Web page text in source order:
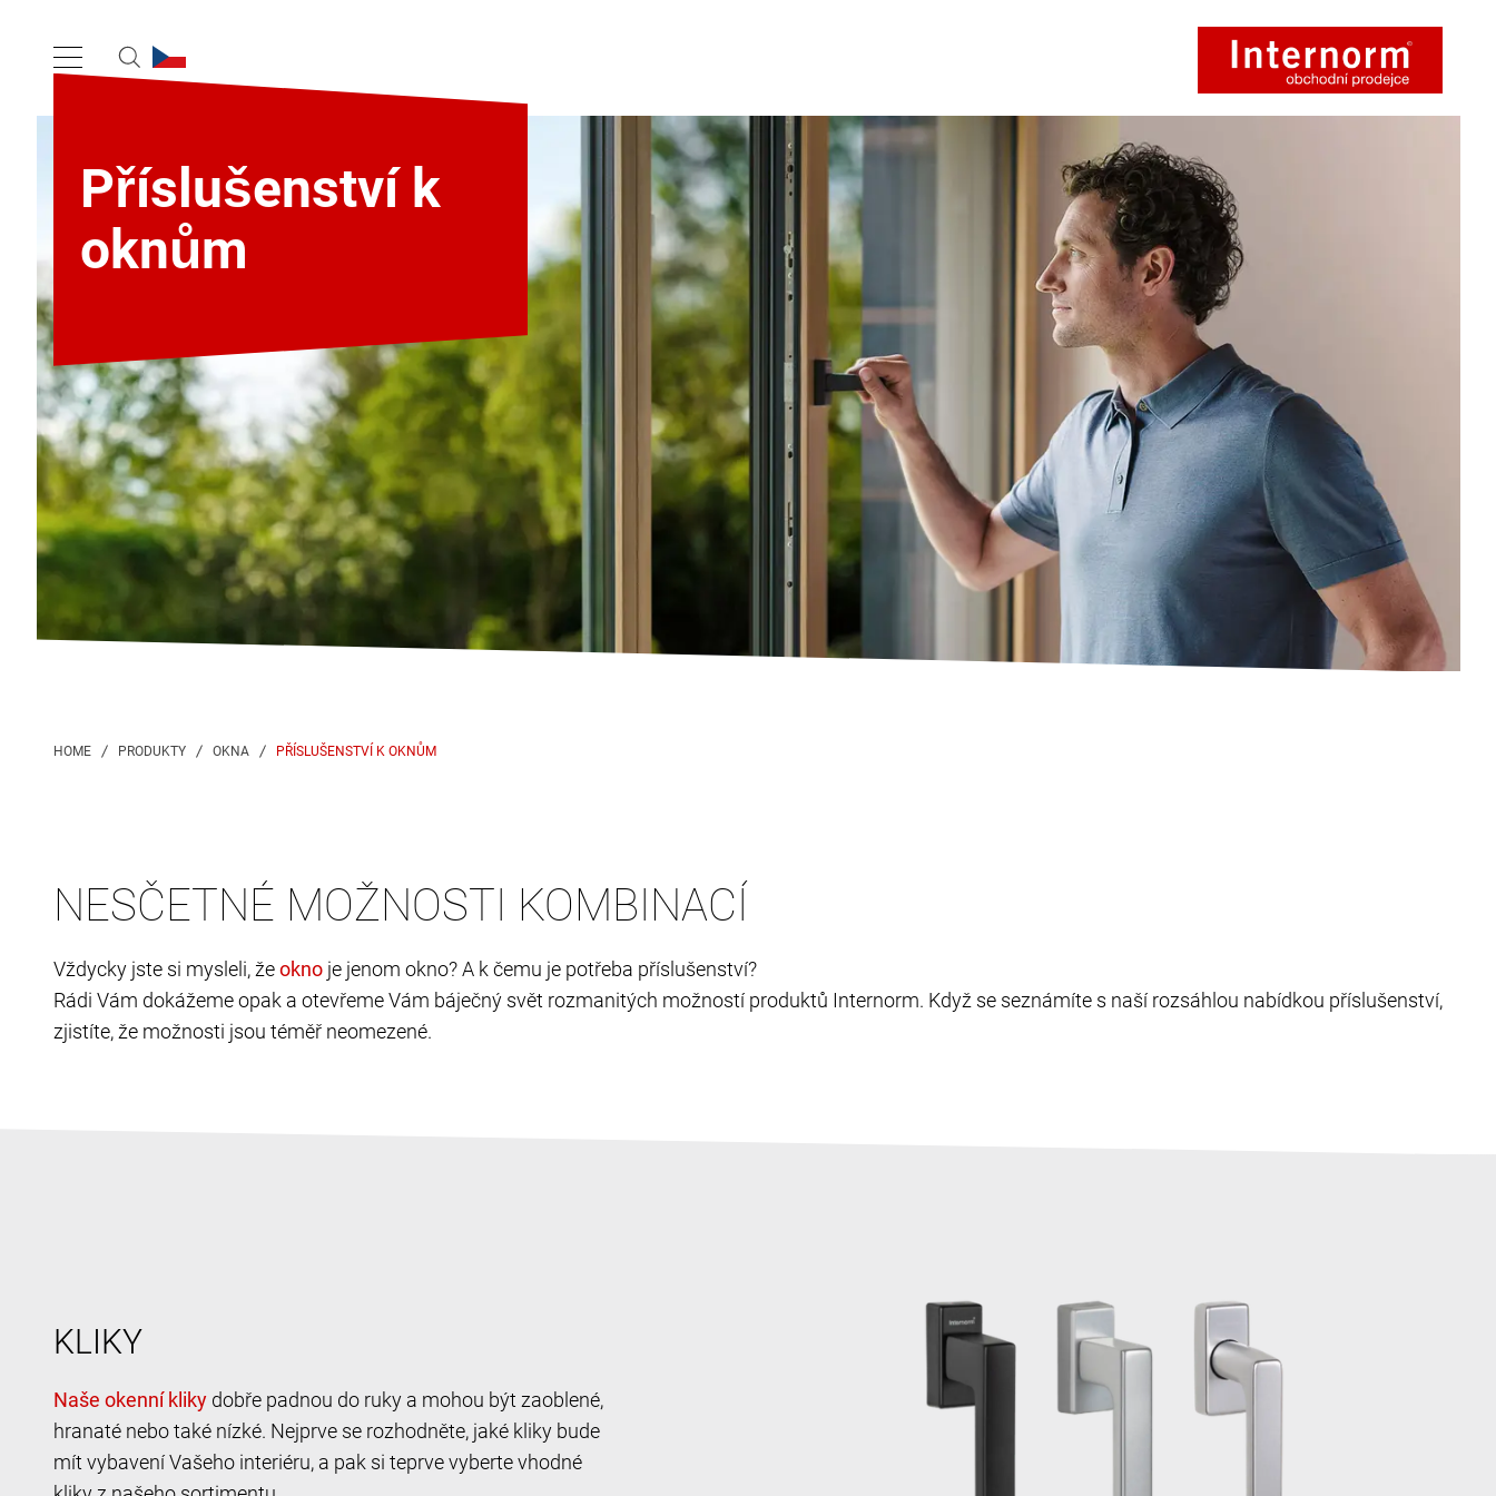
Příslušenství k
oknům
PŘÍSLUŠENSTVÍ K OKNŮM
NESČETNÉ MOŽNOSTI KOMBINACÍ
Vždycky jste si mysleli, že
je jenom okno? A k čemu je potřeba příslušenství?
Rádi Vám dokážeme opak a otevřeme Vám báječný svět rozmanitých možností produktů Internorm. Když se seznámíte s naší rozsáhlou nabídkou příslušenství,
zjistíte, že možnosti jsou téměř neomezené.
KLIKY
dobře padnou do ruky a mohou být zaoblené,
hranaté nebo také nízké. Nejprve se rozhodněte, jaké kliky bude
mít vybavení Vašeho interiéru, a pak si teprve vyberte vhodné